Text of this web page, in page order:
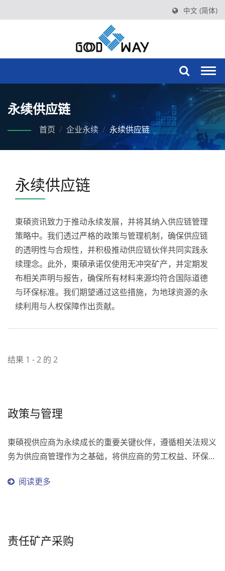
中文 (简体)
永续供应链
首页 / 企业永续 / 永续供应链
永续供应链
東碩资讯致力于推动永续发展，并将其纳入供应链管理
策略中。我们透过严格的政策与管理机制，确保供应链
的透明性与合规性，并积极推动供应链伙伴共同实践永
续理念。此外，東碩承诺仅使用无冲突矿产，并定期发
布相关声明与报告，确保所有材料来源均符合国际道德
与环保标准。我们期望通过这些措施，为地球资源的永
续利用与人权保障作出贡献。
结果 1 - 2 的 2
政策与管理
東碩视供应商为永续成长的重要关键伙伴，遵循相关法规义
务为供应商管理作为之基础，将供应商的劳工权益、环保、
阅读更多
责任矿产采购